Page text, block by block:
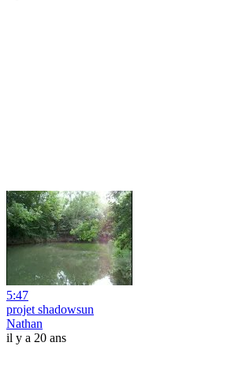
5:47
projet shadowsun
Nathan
il y a 20 ans